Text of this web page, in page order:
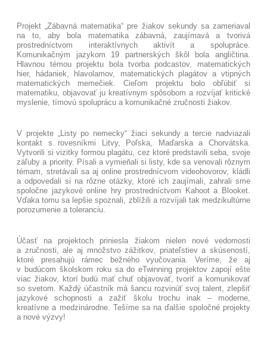
Projekt „Zábavná matematika“ pre žiakov sekundy sa zameriaval
na to, aby bola matematika zábavná, zaujímavá a tvorivá
prostredníctvom interaktívnych aktivít a spolupráce.
Komunikačným jazykom 19 partnerských škôl bola angličtina.
Hlavnou témou projektu bola tvorba podcastov, matematických
hier, hádaniek, hlavolamov, matematických plagátov a vtipných
matematických memečiek. Cieľom projektu bolo obľúbiť si
matematiku, objavovať ju kreatívnym spôsobom a rozvíjať kritické
myslenie, tímovú spoluprácu a komunikačné zručnosti žiakov.
V projekte „Listy po nemecky“ žiaci sekundy a tercie nadviazali
kontakt s rovesníkmi Litvy, Poľska, Maďarska a Chorvátska.
Vytvorili si vizitky formou plagátu, cez ktoré predstavili seba, svoje
záľuby a priority. Písali a vymieňali si listy, kde sa venovali rôznym
témam, stretávali sa aj online prostrednícvom videohovorov, kládli
a odpovedali si na rôzne otázky, ktoré ich zaujímali, zahrali sme
spoločne jazykové online hry prostredníctvom Kahoot a Blooket.
Vďaka tomu sa lepšie spoznali, zblížili a rozvíjali tak medzikultúrne
porozumenie a toleranciu.
Účasť na projektoch priniesla žiakom nielen nové vedomosti
a zručnosti, ale aj množstvo zážitkov, priateľstiev a skúseností,
ktoré presahujú rámec bežného vyučovania. Veríme, že aj
v budúcom školskom roku sa do eTwinning projektov zapojí ešte
viac žiakov, ktorí budú mať chuť objavovať, tvoriť a komunikovať
so svetom. Každý účastník má šancu rozvinúť svoj talent, zlepšiť
jazykové schopnosti a zažiť školu trochu inak – moderne,
kreatívne a medzinárodne. Tešíme sa na ďalšie spoločné projekty
a nové výzvy!